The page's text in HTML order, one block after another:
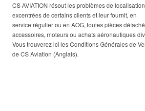
CS AVIATION résout les problèmes de
excentrées de certains clients et leur fournit, en
service régulier ou en AOG, toutes pièces
accessoires, moteurs ou achats aéronautiques
Vous trouverez ici les Conditions Générales de
de CS Aviation (Anglais).